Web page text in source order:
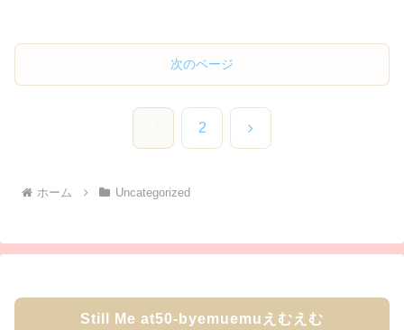
次のページ
2 次
ホーム Uncategorized
Still Me at50-byemuemuえむえむ